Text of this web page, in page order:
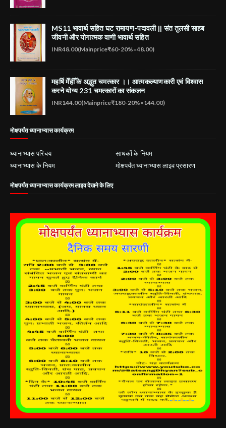
MS11 भावार्थ सहित घट रामायण-पदावली || संत तुलसी साहब
जीवनी और योगात्मक वाणी भावार्थ सहित
INR48.00(Mainprice₹60-20%=48.00)
महर्षि मेँहीँ के अद्भुत चमत्कार ।। आत्मकल्याणकारी एवं विश्वास
करने योग्य 231 चमत्कारों का संकलन
INR144.00(Mainprice₹180-20%=144.00)
मोक्षपर्यंत ध्यानाभ्यास कार्यक्रम
ध्यानाभ्यास परिचय
साधकों के नियम
ध्यानाभ्यास के नियम
मोक्षपर्यंत ध्यानाभ्यास लाइव प्रसारण
मोक्षपर्यंत ध्यानाभ्यास कार्यक्रम लाइव देखने के लिए